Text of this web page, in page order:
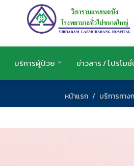
บริการผู้ป่วย ข่าวสาร / โปรโมชั่
หน้าแรก บริการทาง